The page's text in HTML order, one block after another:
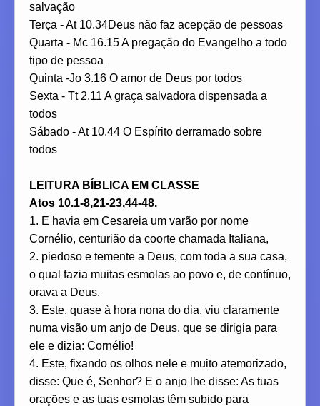
salvação
Terça - At 10.34Deus não faz acepção de pessoas
Quarta - Mc 16.15 A pregação do Evangelho a todo
tipo de pessoa
Quinta -Jo 3.16 O amor de Deus por todos
Sexta - Tt 2.11 A graça salvadora dispensada a
todos
Sábado - At 10.44 O Espírito derramado sobre
todos
LEITURA BÍBLICA EM CLASSE
Atos 10.1-8,21-23,44-48.
1. E havia em Cesareia um varão por nome
Cornélio, centurião da coorte chamada Italiana,
2. piedoso e temente a Deus, com toda a sua casa,
o qual fazia muitas esmolas ao povo e, de contínuo,
orava a Deus.
3. Este, quase à hora nona do dia, viu claramente
numa visão um anjo de Deus, que se dirigia para
ele e dizia: Cornélio!
4. Este, fixando os olhos nele e muito atemorizado,
disse: Que é, Senhor? E o anjo lhe disse: As tuas
orações e as tuas esmolas têm subido para